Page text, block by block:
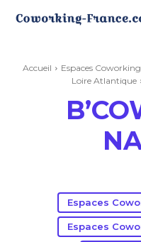
Accueil Espaces
Loire Atlantique
Espaces
Espaces